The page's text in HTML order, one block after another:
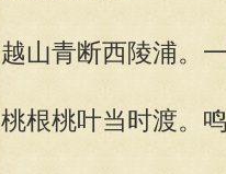
越山青断西陵浦。
桃根桃叶当时渡。